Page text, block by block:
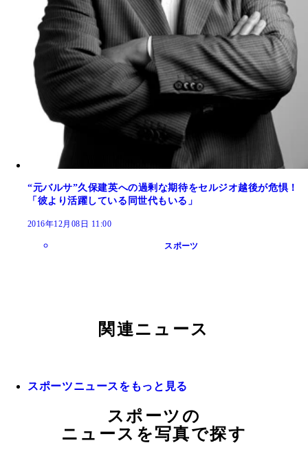
“元バルサ”久保建英への過剰な期待をセルジオ越後が危惧！
「彼より活躍している同世代もいる」
2016年12月08日 11:00
スポーツ
関連ニュース
スポーツニュースをもっと見る
スポーツの
ニュースを写真で探す